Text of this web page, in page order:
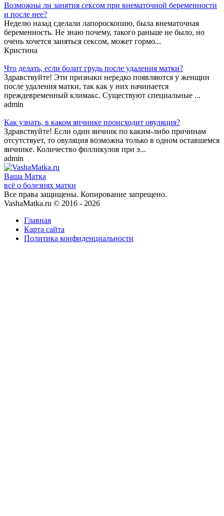
Возможны ли занятия сексом при внематочной беременности
и после нее?
Неделю назад сделали лапороскопию, была внематочная
беременность. Не знаю почему, такого раньше не было, но
очень хочется заняться сексом, может гормо...
Кристина
Что делать, если болит грудь после удаления матки?
Здравствуйте! Эти признаки нередко появляются у женщин
после удаления матки, так как у них начинается
преждевременный климакс. Существуют специальные ...
admin
Как узнать, в каком яичнике происходит овуляция?
Здравствуйте! Если один яичник по каким-либо причинам
отсутствует, то овуляция возможна только в одном оставшемся
яичнике. Количество фолликулов при э...
admin
Ваша Матка
всё о болезнях матки
Все права защищены. Копирование запрещено.
VashaMatka.ru © 2016 - 2026
Главная
Карта сайта
Политика конфиденциальности